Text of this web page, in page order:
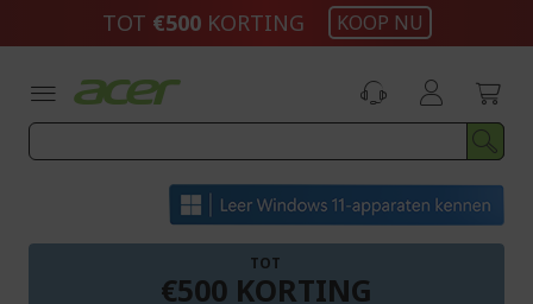
inhoud
TOT €500​KORTING KOOP NU
TOT
€500 KORTING